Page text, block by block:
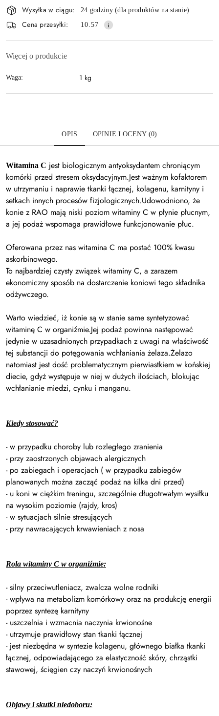
i
dostawa
Wysyłka w ciągu: 24 godziny (dla produktów na stanie)
Cena przesyłki: 10.57
Więcej o produkcie
Waga: 1 kg
OPIS OPINIE I OCENY (0)
Witamina C jest biologicznym antyoksydantem chroniącym
komórki przed stresem oksydacyjnym.Jest ważnym kofaktorem
w utrzymaniu i naprawie tkanki łącznej, kolagenu, karnityny i
setkach innych procesów fizjologicznych.Udowodniono, że
konie z RAO mają niski poziom witaminy C w płynie płucnym,
a jej podaż wspomaga prawidłowe funkcjonowanie płuc.
Oferowana przez nas witamina C ma postać 100% kwasu
askorbinowego.
To najbardziej czysty związek witaminy C, a zarazem
ekonomiczny sposób na dostarczenie koniowi tego składnika
odżywczego.
Warto wiedzieć, iż konie są w stanie same syntetyzować
witaminę C w organiźmie.Jej podaż powinna następować
jedynie w uzasadnionych przypadkach z uwagi na właściwość
tej substancji do potęgowania wchłaniania żelaza.Żelazo
natomiast jest dość problematycznym pierwiastkiem w końskiej
diecie, gdyż występuje w niej w dużych ilościach, blokując
wchłanianie miedzi, cynku i manganu.
Kiedy stosować?
- w przypadku choroby lub rozległego zranienia
- przy zaostrzonych objawach alergicznych
- po zabiegach i operacjach ( w przypadku zabiegów
planowanych można zacząć podaż na kilka dni przed)
- u koni w ciężkim treningu, szczególnie długotrwałym wysiłku
na wysokim poziomie (rajdy, kros)
- w sytuacjach silnie stresujących
- przy nawracających krwawieniach z nosa
Rola witaminy C w organiźmie:
- silny przeciwutleniacz, zwalcza wolne rodniki
- wpływa na metabolizm komórkowy oraz na produkcję energii
poprzez syntezę karnityny
- uszczelnia i wzmacnia naczynia krwionośne
- utrzymuje prawidłowy stan tkanki łącznej
- jest niezbędna w syntezie kolagenu, głównego białka tkanki
łącznej, odpowiadającego za elastyczność skóry, chrząstki
stawowej, ścięgien czy naczyń krwionośnych
Objawy i skutki niedoboru: